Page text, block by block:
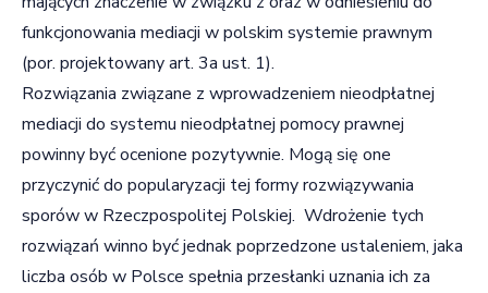
funkcjonowania mediacji w polskim systemie prawnym
(por. projektowany art. 3a ust. 1).
Rozwiązania związane z wprowadzeniem nieodpłatnej
mediacji do systemu nieodpłatnej pomocy prawnej
powinny być ocenione pozytywnie. Mogą się one
przyczynić do popularyzacji tej formy rozwiązywania
sporów w Rzeczpospolitej Polskiej. Wdrożenie tych
rozwiązań winno być jednak poprzedzone ustaleniem, jaka
liczba osób w Polsce spełnia przesłanki uznania ich za